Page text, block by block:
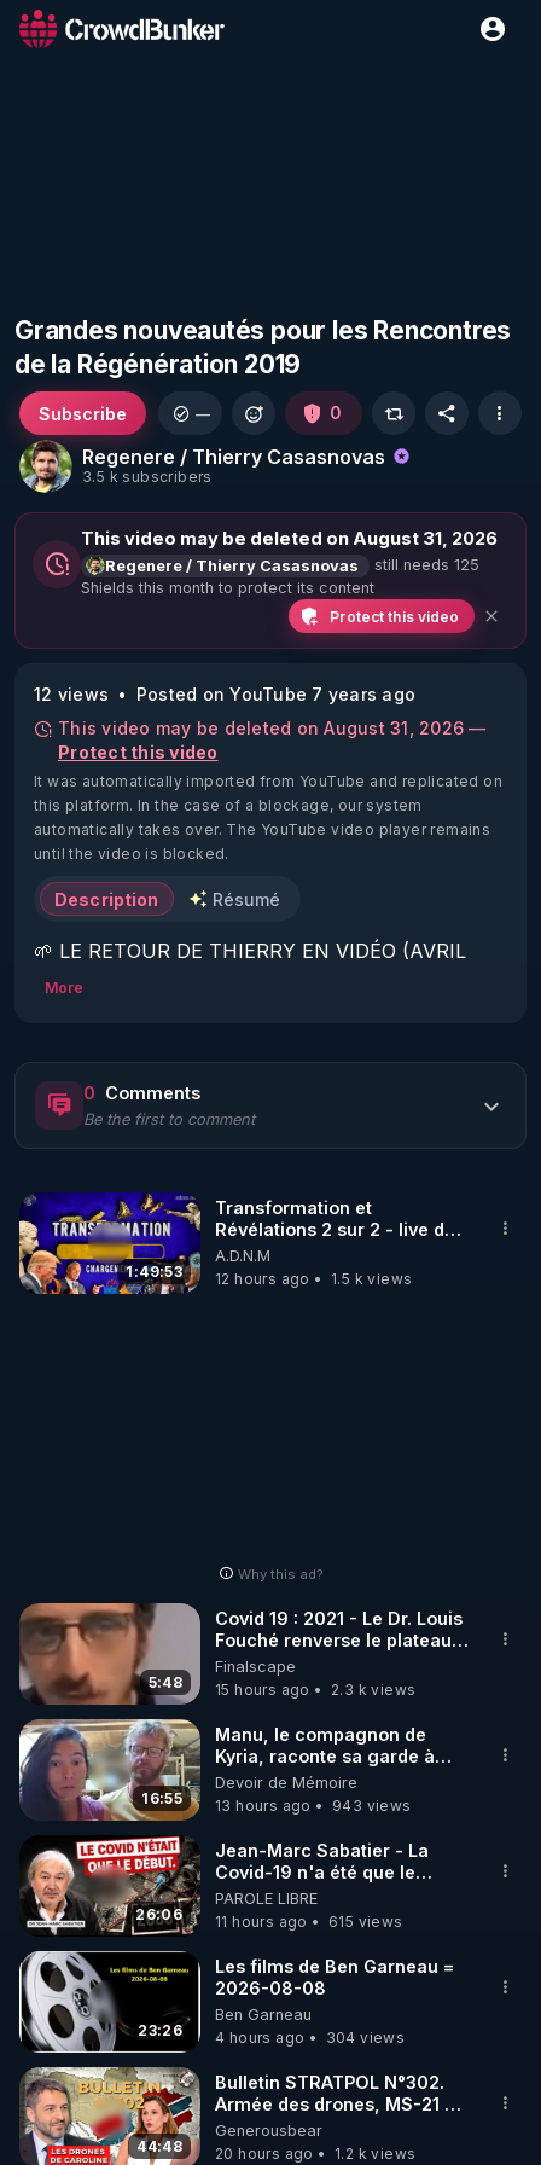
Grandes nouveautés pour les Rencontres
de la Régénération 2019
Regenere / Thierry Casasnovas
3.5 k subscribers
Subscribe — 0
This video may be deleted on August 31, 2026
Regenere / Thierry Casasnovas
still needs 125
Shields this month to protect its content
Protect this video
12 views
Posted on YouTube 7 years ago
This video may be deleted on August 31, 2026 —
Protect this video
It was automatically imported from YouTube and replicated on
this platform. In the case of a blockage, our system
automatically takes over. The YouTube video player remains
until the video is blocked.
Description Résumé
🌱 LE RETOUR DE THIERRY EN VIDÉO (AVRIL
2022)!
https://www.rgnr.fr/presentation.html
🌱 LE MAGAZINE RÉGÉNÈRE
🌱 LA BOUTIQUE DU MAGAZINE
Pour obtenir les anciens numéros que vous avez
🌱 INSTAGRAM
https://www.instagram.com/rdlr_thierrycasasnovas/
http://rgnr.li/instagram
🌱 LA NEWSLETTER
Pour ne pas rater l’actualité RGNR (stages,
http://rgnr.li/news
🌱 VIDÉOS NON CENSURÉES SUR ODYSEE
Toutes les vidéos Youtube sont aussi sur la
http://rgnr.li/odysee
🌱 LES STAGES EN PRÉSENTIEL
http://rgnr.li/stages
More
0 Comments
Be the first to comment
1:49:53
Transformation et
Révélations 2 sur 2 - live du
07/08/26
A.D.N.M
12 hours ago
1.5 k views
Why this ad?
5:48
Covid 19 : 2021 - Le Dr. Louis
Fouché renverse le plateau
de CNews !
Finalscape
15 hours ago
2.3 k views
16:55
Manu, le compagnon de
Kyria, raconte sa garde à
vue musclée. PARTAGEZ!
Devoir de Mémoire
13 hours ago
943 views
26:06
Jean-Marc Sabatier - La
Covid-19 n'a été que le
début - L'ARNm & l'ARNm-aa
jusqu où auront-t-il ?
PAROLE LIBRE
11 hours ago
615 views
23:26
Les films de Ben Garneau =
2026-08-08
Ben Garneau
4 hours ago
304 views
44:48
Bulletin STRATPOL N°302.
Armée des drones, MS-21 en
série, missiles coréens.
07.08.2026.
Generousbear
20 hours ago
1.2 k views